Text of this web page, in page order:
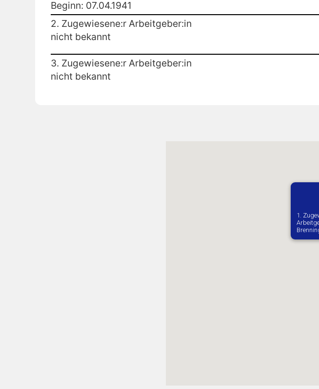
Beginn: 07.04.1941
2. Zugewiesene:r Arbeitgeber:in
nicht bekannt
3. Zugewiesene:r Arbeitgeber:in
nicht bekannt
1.